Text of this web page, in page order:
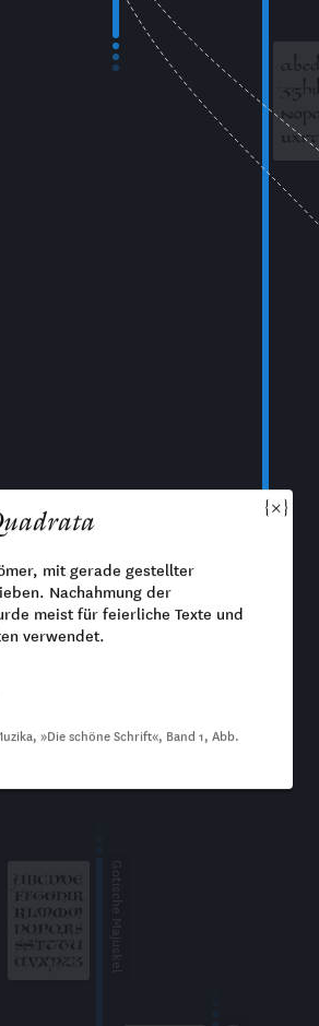
×
mit gerade gestellter
Nachahmung der
meist für feierliche Texte und
verwendet.
»Die schöne Schrift«, Band 1, Abb.